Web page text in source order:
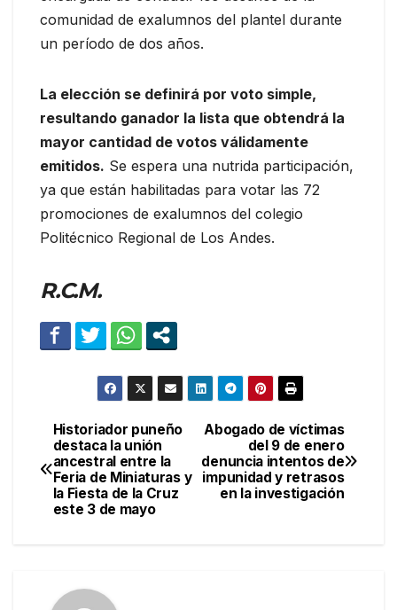
comunidad de exalumnos del plantel durante
un período de dos años.
La elección se definirá por voto simple,
resultando ganador la lista que obtendrá la
mayor cantidad de votos válidamente
emitidos. Se espera una nutrida participación,
ya que están habilitadas para votar las 72
promociones de exalumnos del colegio
Politécnico Regional de Los Andes.
R.C.M.
Navegación
de
entradas
Abogado de víctimas
del 9 de enero
denuncia intentos de
impunidad y retrasos
en la investigación
Historiador puneño
destaca la unión
ancestral entre la
Feria de Miniaturas y
la Fiesta de la Cruz
este 3 de mayo